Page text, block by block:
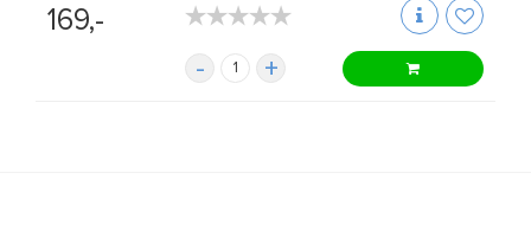
169,- ★★★★★
★★★★★
- +